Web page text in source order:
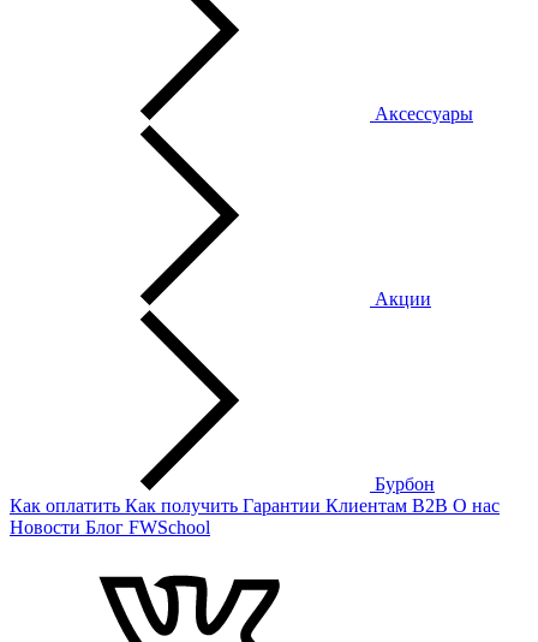
Аксессуары
Акции
Бурбон
Как оплатить Как получить Гарантии Клиентам B2B О нас
Новости Блог FWSchool